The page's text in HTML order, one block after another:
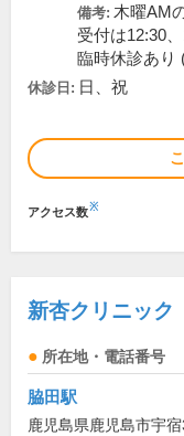
備考: 木曜AM
受付は12:30
臨時休診あり
休診日: 日、祝
アクセス数※
新杏クリニック
所在地・電話番号
脇田駅
鹿児島県鹿児島市宇